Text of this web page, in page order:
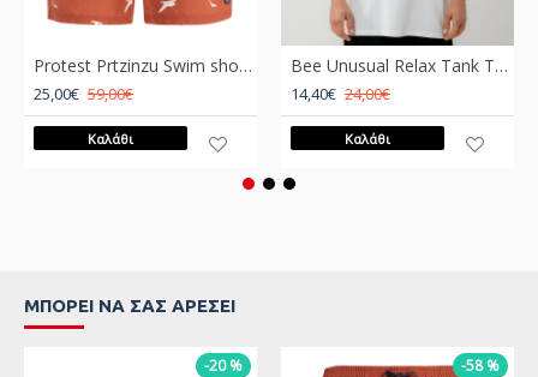
Protest Prtzinzu Swim short Πορτοκαλί
25,00€ 59,00€
Καλάθι
Bee Unusual Relax Tank Top Άσπρο
14,40€ 24,00€
Καλάθι
ΜΠΟΡΕΊ ΝΑ ΣΑΣ ΑΡΈΣΕΙ
-20 % -58 %